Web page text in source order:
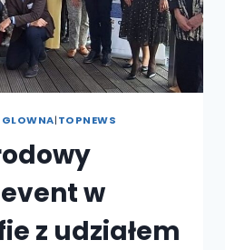
|TOPNEWS
w
z udziałem